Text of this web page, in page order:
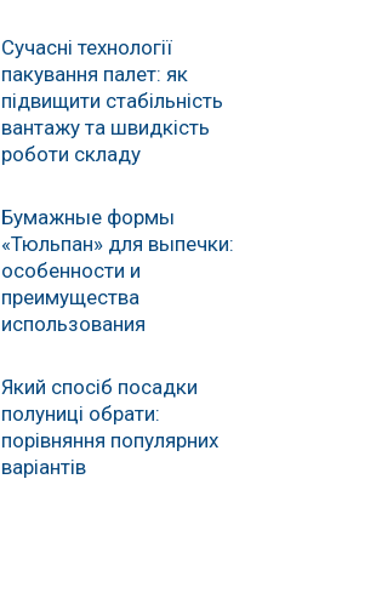
Сучасні технології
пакування палет: як
підвищити стабільність
вантажу та швидкість
роботи складу
Бумажные формы
«Тюльпан» для выпечки:
особенности и
преимущества
использования
Який спосіб посадки
полуниці обрати:
порівняння популярних
варіантів